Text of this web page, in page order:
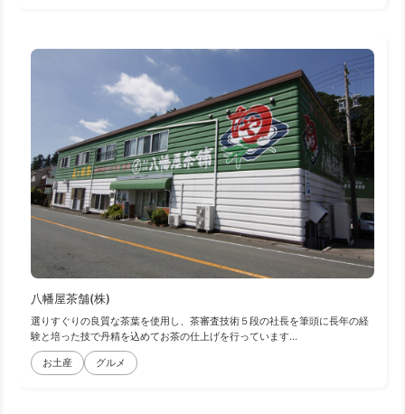
八幡屋茶舗(株)
選りすぐりの良質な茶葉を使用し、茶審査技術５段の社長を筆頭に長年の経
験と培った技で丹精を込めてお茶の仕上げを行っています...
お土産 グルメ